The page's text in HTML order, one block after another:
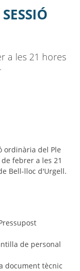
a les 21 hores
ordinària del Ple
febrer a les 21
Bell-lloc d'Urgell.
de personal
document tècnic